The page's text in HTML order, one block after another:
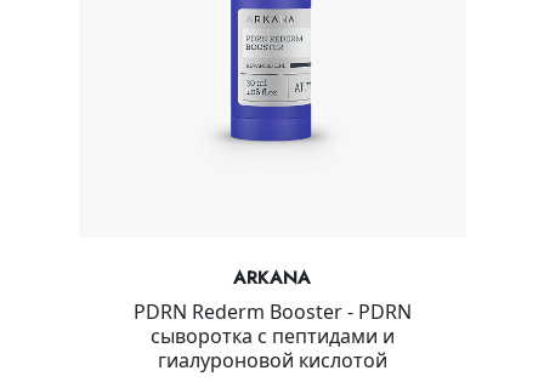
ARKANA
PDRN Rederm Booster - PDRN
сыворотка с пептидами и
гиалуроновой кислотой